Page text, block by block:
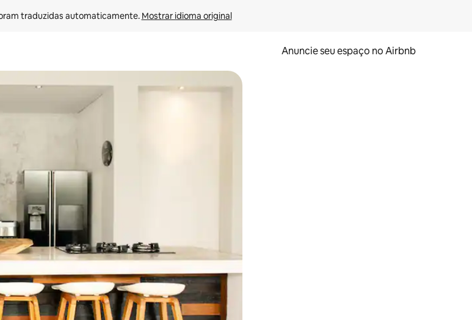
traduzidas automaticamente. Mostrar idioma original
Anuncie seu espaço no Airbnb
para cima e para baixo do teclado ou tocando e deslizando o dedo na tela.